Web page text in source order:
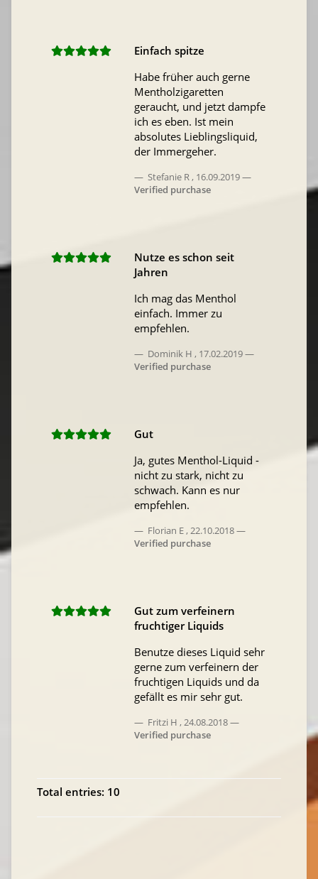
Einfach spitze
Habe früher auch gerne
Mentholzigaretten
geraucht, und jetzt dampfe
ich es eben. Ist mein
absolutes Lieblingsliquid,
der Immergeher.
Stefanie R, 16.09.2019
Verified purchase
Nutze es schon seit
Jahren
Ich mag das Menthol
einfach. Immer zu
empfehlen.
Dominik H , 17.02.2019
Verified purchase
Gut
Ja, gutes Menthol-Liquid -
nicht zu stark, nicht zu
schwach. Kann es nur
empfehlen.
Florian E,22.10.2018
Verified purchase
Gut zum verfeinern
fruchtiger Liquids
Benutze dieses Liquid sehr
gerne zum verfeinern der
fruchtigen Liquids und da
gefällt es mir sehr gut.
Fritzi H ,24.08.2018
Verified purchase
Total entries: 10